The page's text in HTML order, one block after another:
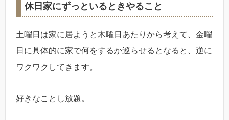
休日家にずっといるときやること
土曜日は家に居ようと木曜日あたりから考えて、金曜
日に具体的に家で何をするか巡らせるとなると、逆に
ワクワクしてきます。
好きなことし放題。